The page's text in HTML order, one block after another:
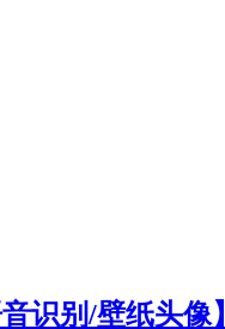
识别/壁纸头像】